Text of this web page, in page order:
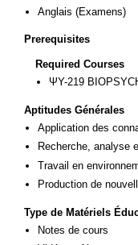
Anglais (Examens)
Prerequisites
Required Courses
ΨΥ-219
Aptitudes Générales
Application des
Recherche, analyse
Travail en
Production de
Type de Matériels
Notes de cours